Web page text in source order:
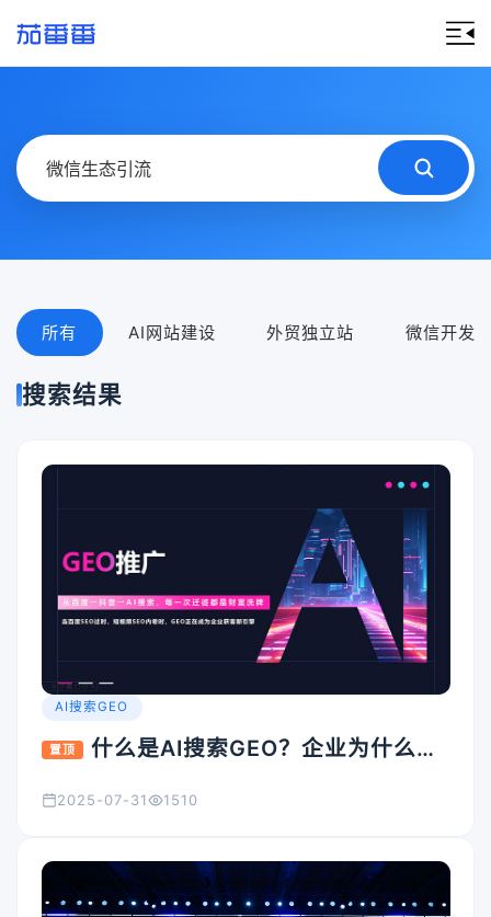
所有 AI网站建设 外贸独立站 微信开发
搜索结果
AI搜索GEO
置顶
什么是AI搜索GEO？企业为什么要
2025-07-31 1510